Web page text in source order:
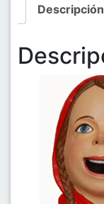
Descripción